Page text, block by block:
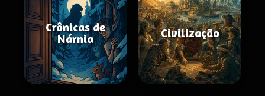
Crônicas de
Nárnia
Civilização